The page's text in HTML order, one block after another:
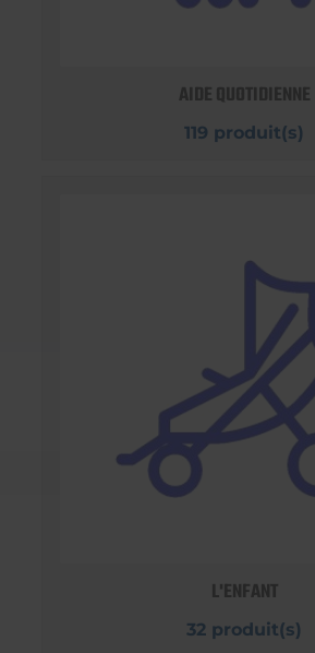
AIDE QUOTIDIENNE
119 produit(s)
L'ENFANT
32 produit(s)